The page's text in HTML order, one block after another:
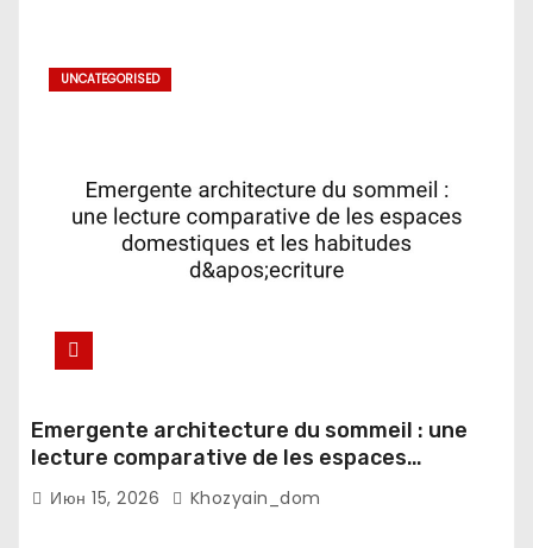
UNCATEGORISED
Emergente architecture du sommeil : une
lecture comparative de les espaces
domestiques et les habitudes d'ecriture
Июн 15, 2026 Khozyain_dom